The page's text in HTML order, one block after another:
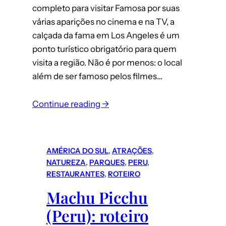
completo para visitar Famosa por suas
várias aparições no cinema e na TV, a
calçada da fama em Los Angeles é um
ponto turístico obrigatório para quem
visita a região. Não é por menos: o local
além de ser famoso pelos filmes…
Continue reading →:
completo
para
a
Calçada
AMÉRICA DO SUL, ATRAÇÕES
NATUREZA, PARQUES, PERU
RESTAURANTES, ROTEIRO
Machu Picchu
(Peru): roteiro